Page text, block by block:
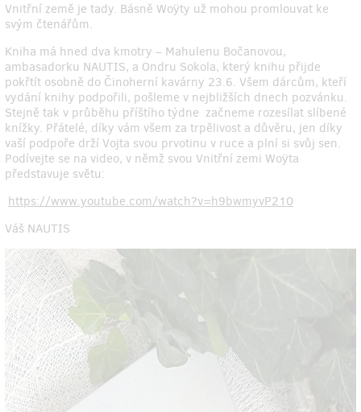
Vnitřní země je tady. Básně Woÿty už mohou promlouvat ke
svým čtenářům.
Kniha má hned dva kmotry – Mahulenu Bočanovou,
ambasadorku NAUTIS, a Ondru Sokola, který knihu přijde
pokřtít osobně do Činoherní kavárny 23.6. Všem dárcům, kteří
vydání knihy podpořili, pošleme v nejbližších dnech pozvánku.
Stejně tak v průběhu příštího týdne začneme rozesílat slíbené
knížky. Přátelé, díky vám všem za trpělivost a důvěru, jen díky
vaší podpoře drží Vojta svou prvotinu v ruce a plní si svůj sen.
Podívejte se na video, v němž svou Vnitřní zemi Woÿta
představuje světu:
https://www.youtube.com/watch?v=h9bwmyvP210
Váš NAUTIS